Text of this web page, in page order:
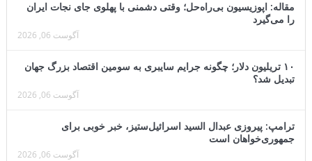
مقاله: اپوزیسیون بی‌راه‌حل؛ وقتی دشمنی با پهلوی جای نجات ایران
را می‌گیرد
آگوست 06, 2026
۱۰ تریلیون دلار؛ چگونه جرایم سایبری به سومین اقتصاد بزرگ جهان
تبدیل شد؟
آگوست 06, 2026
ترامپ: پیروزی عبدال السید اسرائیل‌ستیز، خبر خوبی برای
جمهوری‌خواهان است
آگوست 06, 2026